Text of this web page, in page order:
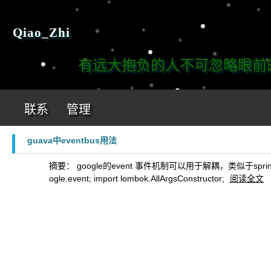
Qiao_Zhi
有远大抱负的人不可忽略眼前
联系 管理
guava中eventbus用法
摘要： ​ google的event 事件机制可以用于解耦，类似于
ogle.event; import lombok.AllArgsConstructor;
阅读全文